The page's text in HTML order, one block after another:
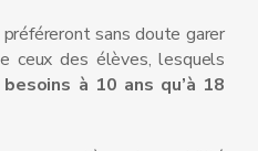
sans doute garer
ceux des élèves, lesquels
à 10 ans qu’à 18